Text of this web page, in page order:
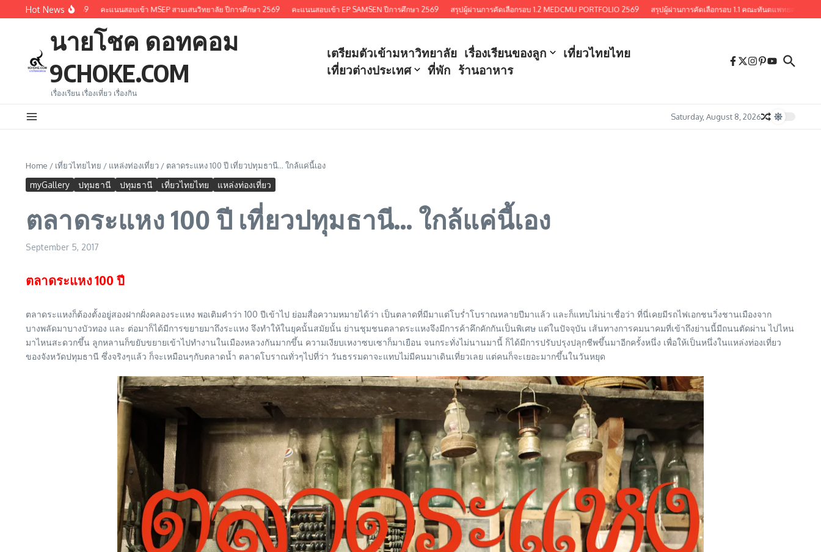
Skip to content
Hot News
รศึกษา 2569 คะแนนสอบเข้า MSEP สามเสนวิทยาลัย ปีการศึกษา 2569 คะแนนสอบเข้า EP SAMSEN ปีการศึกษา 2569 สรุปผู้ผ่านการคัดเลือกรอบ 1.2 MEDCMU PORTFOLIO 2569 สรุปผู้ผ่านการคัดเลือกรอบ 1.1 คณะทันตแพทยศาสตร์ มหาวิทยาลัยเ
นายโชค ดอทคอม
9CHOKE.COM
เรื่องเรียน เรื่องเที่ยว เรื่องกิน
เตรียมตัวเข้ามหาวิทยาลัย เรื่องเรียนของลูก
เที่ยวไทยไทย
เที่ยวต่างประเทศ
ที่พัก ร้านอาหาร
Saturday, August 8, 2026
Home / เที่ยวไทยไทย / แหล่งท่องเที่ยว / ตลาดระแหง 100 ปี เที่ยวปทุมธานี… ใกล้แค่นี้เอง
myGallery ปทุมธานี ปทุมธานี เที่ยวไทยไทย แหล่งท่องเที่ยว
ตลาดระแหง 100 ปี เที่ยวปทุมธานี… ใกล้แค่นี้เอง
September 5, 2017
ตลาดระแหง 100 ปี
ตลาดระแหงก็ต้องตั้งอยู่สองฝากฝั่งคลองระแหง พอเติมคำว่า 100 ปีเข้าไป ย่อมสื่อความหมายได้ว่า เป็นตลาดที่มีมาแต่โบร่ำโบราณหลายปีมาแล้ว และก็แทบไม่น่าเชื่อว่า ที่นี่เคยมีรถไฟเอกชนวิ่งชานเมืองจาก
บางพลัดมาบางบัวทอง และ ต่อมาก็ได้มีการขยายมาถึงระแหง จึงทำให้ในยุคนั้นสมัยนั้น ย่านชุมชนตลาดระแหงจึงมีการค้าคึกคักกันเป็นพิเศษ แต่ในปัจจุบัน เส้นทางการคมนาคมที่เข้าถึงย่านนี้มีถนนตัดผ่าน ไปไหน
มาไหนสะดวกขึ้น ลูกหลานก็ขยับขยายเข้าไปทำงานในเมืองหลวงกันมากขึ้น ความเงียบเหงาซบเซาก็มาเยือน จนกระทั่งไม่นานมานี้ ก็ได้มีการปรับปรุงปลุกชีพขึ้นมาอีกครั้งหนึ่ง เพื่อให้เป็นหนึ่งในแหล่งท่องเที่ยว
ของจังหวัดปทุมธานี ซึ่งจริงๆแล้ว ก็จะเหมือนๆกับตลาดน้ำ ตลาดโบราณทั่วๆไปที่ว่า วันธรรมดาจะแทบไม่มีคนมาเดินเที่ยวเลย แต่คนก็จะเยอะมากขึ้นในวันหยุด